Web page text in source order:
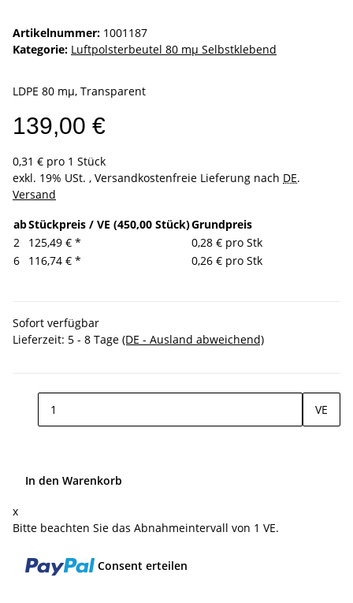
Artikelnummer: 1001187
Kategorie: Luftpolsterbeutel 80 mµ Selbstklebend
LDPE 80 mµ, Transparent
139,00 €
0,31 € pro 1 Stück
exkl. 19% USt. , Versandkostenfreie Lieferung nach DE.
Versand
abStückpreis / VE (450,00 Stück)Grundpreis
2
125,49 € *
0,28 € pro Stk
6
116,74 € * 0,26 € pro Stk
Sofort verfügbar
Lieferzeit: 5 - 8 Tage (DE - Ausland abweichend)
VE
In den Warenkorb
x
Bitte beachten Sie das Abnahmeintervall von 1 VE.
Consent erteilen